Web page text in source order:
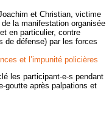
et Christian, victime
la manifestation organisée
en particulier, contre
de défense) par les forces
et l’impunité policières
les participant-e-s pendant
goutte après palpations et